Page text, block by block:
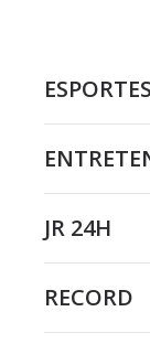
ESPORTES
JR 24H
RECORD